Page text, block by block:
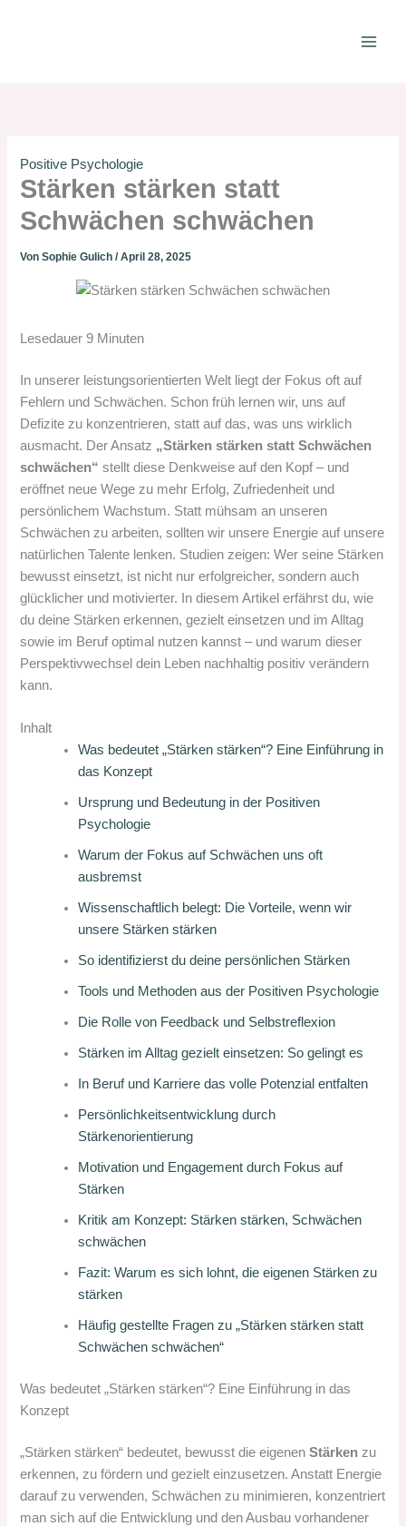
Positive Psychologie
Stärken stärken statt
Schwächen schwächen
VonSophie Gulich/April 28, 2025
Lesedauer 9 Minuten
In unserer leistungsorientierten Welt liegt der Fokus oft auf
Fehlern und Schwächen. Schon früh lernen wir, uns auf
Defizite zu konzentrieren, statt auf das, was uns wirklich
ausmacht. Der Ansatz „Stärken stärken statt Schwächen
schwächen“ stellt diese Denkweise auf den Kopf – und
eröffnet neue Wege zu mehr Erfolg, Zufriedenheit und
persönlichem Wachstum. Statt mühsam an unseren
Schwächen zu arbeiten, sollten wir unsere Energie auf unsere
natürlichen Talente lenken. Studien zeigen: Wer seine Stärken
bewusst einsetzt, ist nicht nur erfolgreicher, sondern auch
glücklicher und motivierter. In diesem Artikel erfährst du, wie
du deine Stärken erkennen, gezielt einsetzen und im Alltag
sowie im Beruf optimal nutzen kannst – und warum dieser
Perspektivwechsel dein Leben nachhaltig positiv verändern
kann.
Inhalt
Was bedeutet „Stärken stärken“? Eine Einführung in
das Konzept
Ursprung und Bedeutung in der Positiven
Psychologie
Warum der Fokus auf Schwächen uns oft
ausbremst
Wissenschaftlich belegt: Die Vorteile, wenn wir
unsere Stärken stärken
So identifizierst du deine persönlichen Stärken
Tools und Methoden aus der Positiven Psychologie
Die Rolle von Feedback und Selbstreflexion
Stärken im Alltag gezielt einsetzen: So gelingt es
In Beruf und Karriere das volle Potenzial entfalten
Persönlichkeitsentwicklung durch
Stärkenorientierung
Motivation und Engagement durch Fokus auf
Stärken
Kritik am Konzept: Stärken stärken, Schwächen
schwächen
Fazit: Warum es sich lohnt, die eigenen Stärken zu
stärken
Häufig gestellte Fragen zu „Stärken stärken statt
Schwächen schwächen“
Was bedeutet „Stärken stärken“? Eine Einführung in das
Konzept
„Stärken stärken“ bedeutet, bewusst die eigenenStärken zu
erkennen, zu fördern und gezielt einzusetzen. Anstatt Energie
darauf zu verwenden, Schwächen zu minimieren, konzentriert
man sich auf die Entwicklung und den Ausbau vorhandener